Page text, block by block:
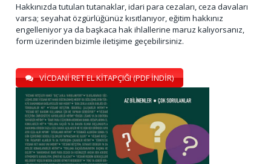
Hakkınızda tutulan tutanaklar, idari para cezaları, ceza davaları
varsa; seyahat özgürlüğünüz kısıtlanıyor, eğitim hakkınız
engelleniyor ya da başkaca hak ihlallerine maruz kalıyorsanız,
form üzerinden bizimle iletişime geçebilirsiniz.
VİCDANİ RET EL KİTAPÇIĞI (PDF İNDİR)